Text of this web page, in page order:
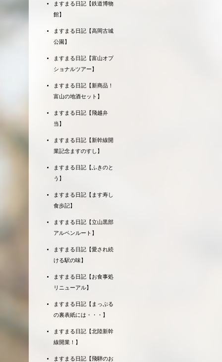
ますまる日記【鉄道博物
館】
ますまる日記【高岡古城
公園】
ますまる日記【富山オプ
ショナルツアー】
ますまる日記【新商品！
富山の地酒セット】
ますまる日記【飛越弁
当】
ますまる日記【新幹線開
業記念ますのすし】
ますまる日記【ふきのと
う】
ますまる日記【ます寿し
食歩記】
ますまる日記【立山黒部
アルペンルート】
ますまる日記【愛され続
ける駅の味】
ますまる日記【お食事処
リニューアル】
ますまる日記【まっぷる
の裏表紙には・・・】
ますまる日記【北陸新幹
線開業！】
ますまる日記【飛騨のお